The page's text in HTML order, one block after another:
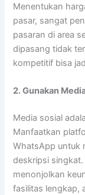
Menentukan
pasar, sangat
pasaran di area
dipasang tidak
kompetitif bisa
2. Gunakan
Media sosial
Manfaatkan
WhatsApp untuk
deskripsi
menonjolkan
fasilitas lengkap,